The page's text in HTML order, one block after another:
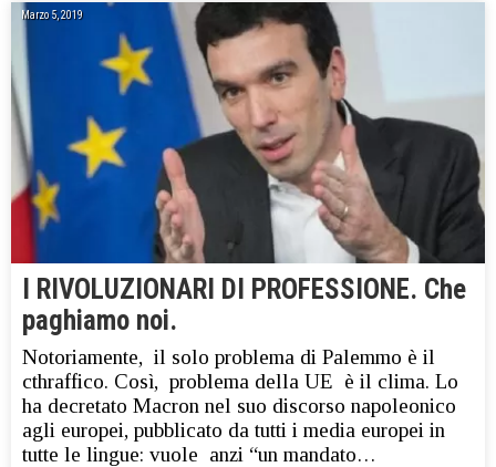
Marzo 5, 2019
I RIVOLUZIONARI DI PROFESSIONE. Che
paghiamo noi.
Notoriamente, il solo problema di Palemmo è il
cthraffico. Così, problema della UE è il clima. Lo
ha decretato Macron nel suo discorso napoleonico
agli europei, pubblicato da tutti i media europei in
tutte le lingue: vuole anzi “un mandato…